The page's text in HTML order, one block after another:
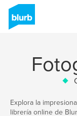
Explora la
librería online de